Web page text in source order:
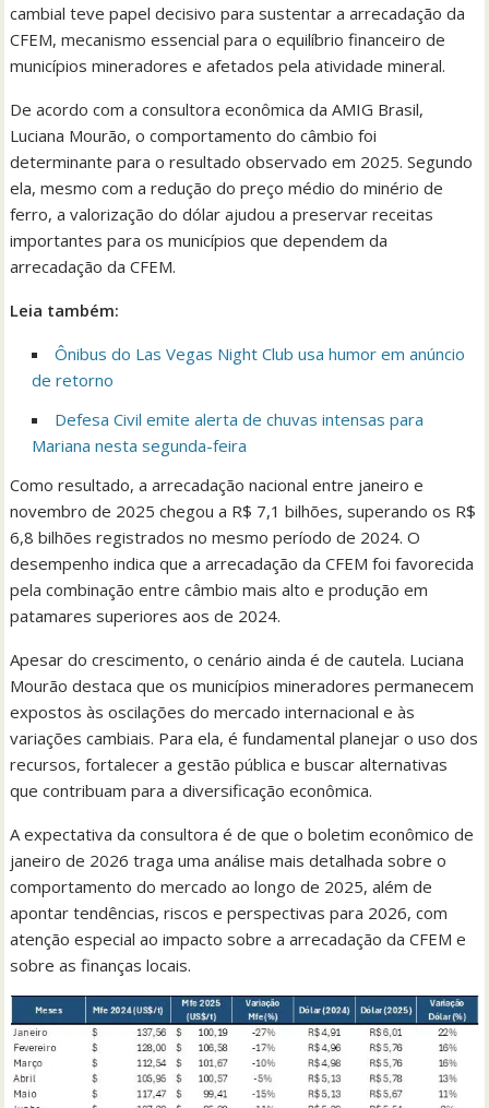
cambial teve papel decisivo para sustentar a arrecadação da
CFEM, mecanismo essencial para o equilíbrio financeiro de
municípios mineradores e afetados pela atividade mineral.
De acordo com a consultora econômica da AMIG Brasil,
Luciana Mourão, o comportamento do câmbio foi
determinante para o resultado observado em 2025. Segundo
ela, mesmo com a redução do preço médio do minério de
ferro, a valorização do dólar ajudou a preservar receitas
importantes para os municípios que dependem da
arrecadação da CFEM.
Leia também:
Ônibus do Las Vegas Night Club usa humor em anúncio
de retorno
Defesa Civil emite alerta de chuvas intensas para
Mariana nesta segunda-feira
Como resultado, a arrecadação nacional entre janeiro e
novembro de 2025 chegou a R$ 7,1 bilhões, superando os R$
6,8 bilhões registrados no mesmo período de 2024. O
desempenho indica que a arrecadação da CFEM foi favorecida
pela combinação entre câmbio mais alto e produção em
patamares superiores aos de 2024.
Apesar do crescimento, o cenário ainda é de cautela. Luciana
Mourão destaca que os municípios mineradores permanecem
expostos às oscilações do mercado internacional e às
variações cambiais. Para ela, é fundamental planejar o uso dos
recursos, fortalecer a gestão pública e buscar alternativas
que contribuam para a diversificação econômica.
A expectativa da consultora é de que o boletim econômico de
janeiro de 2026 traga uma análise mais detalhada sobre o
comportamento do mercado ao longo de 2025, além de
apontar tendências, riscos e perspectivas para 2026, com
atenção especial ao impacto sobre a arrecadação da CFEM e
sobre as finanças locais.